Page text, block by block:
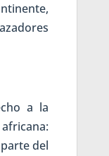
a la
del